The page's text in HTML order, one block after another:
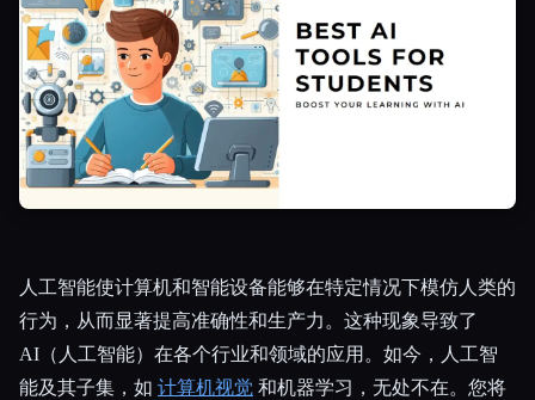
所有分类
关于
人工智能使计算机和智能设备能够在特定情况下模仿人类的
行为，从而显著提高准确性和生产力。这种现象导致了
AI（人工智能）在各个行业和领域的应用。如今，人工智
能及其子集，如 计算机视觉 和机器学习，无处不在。您将